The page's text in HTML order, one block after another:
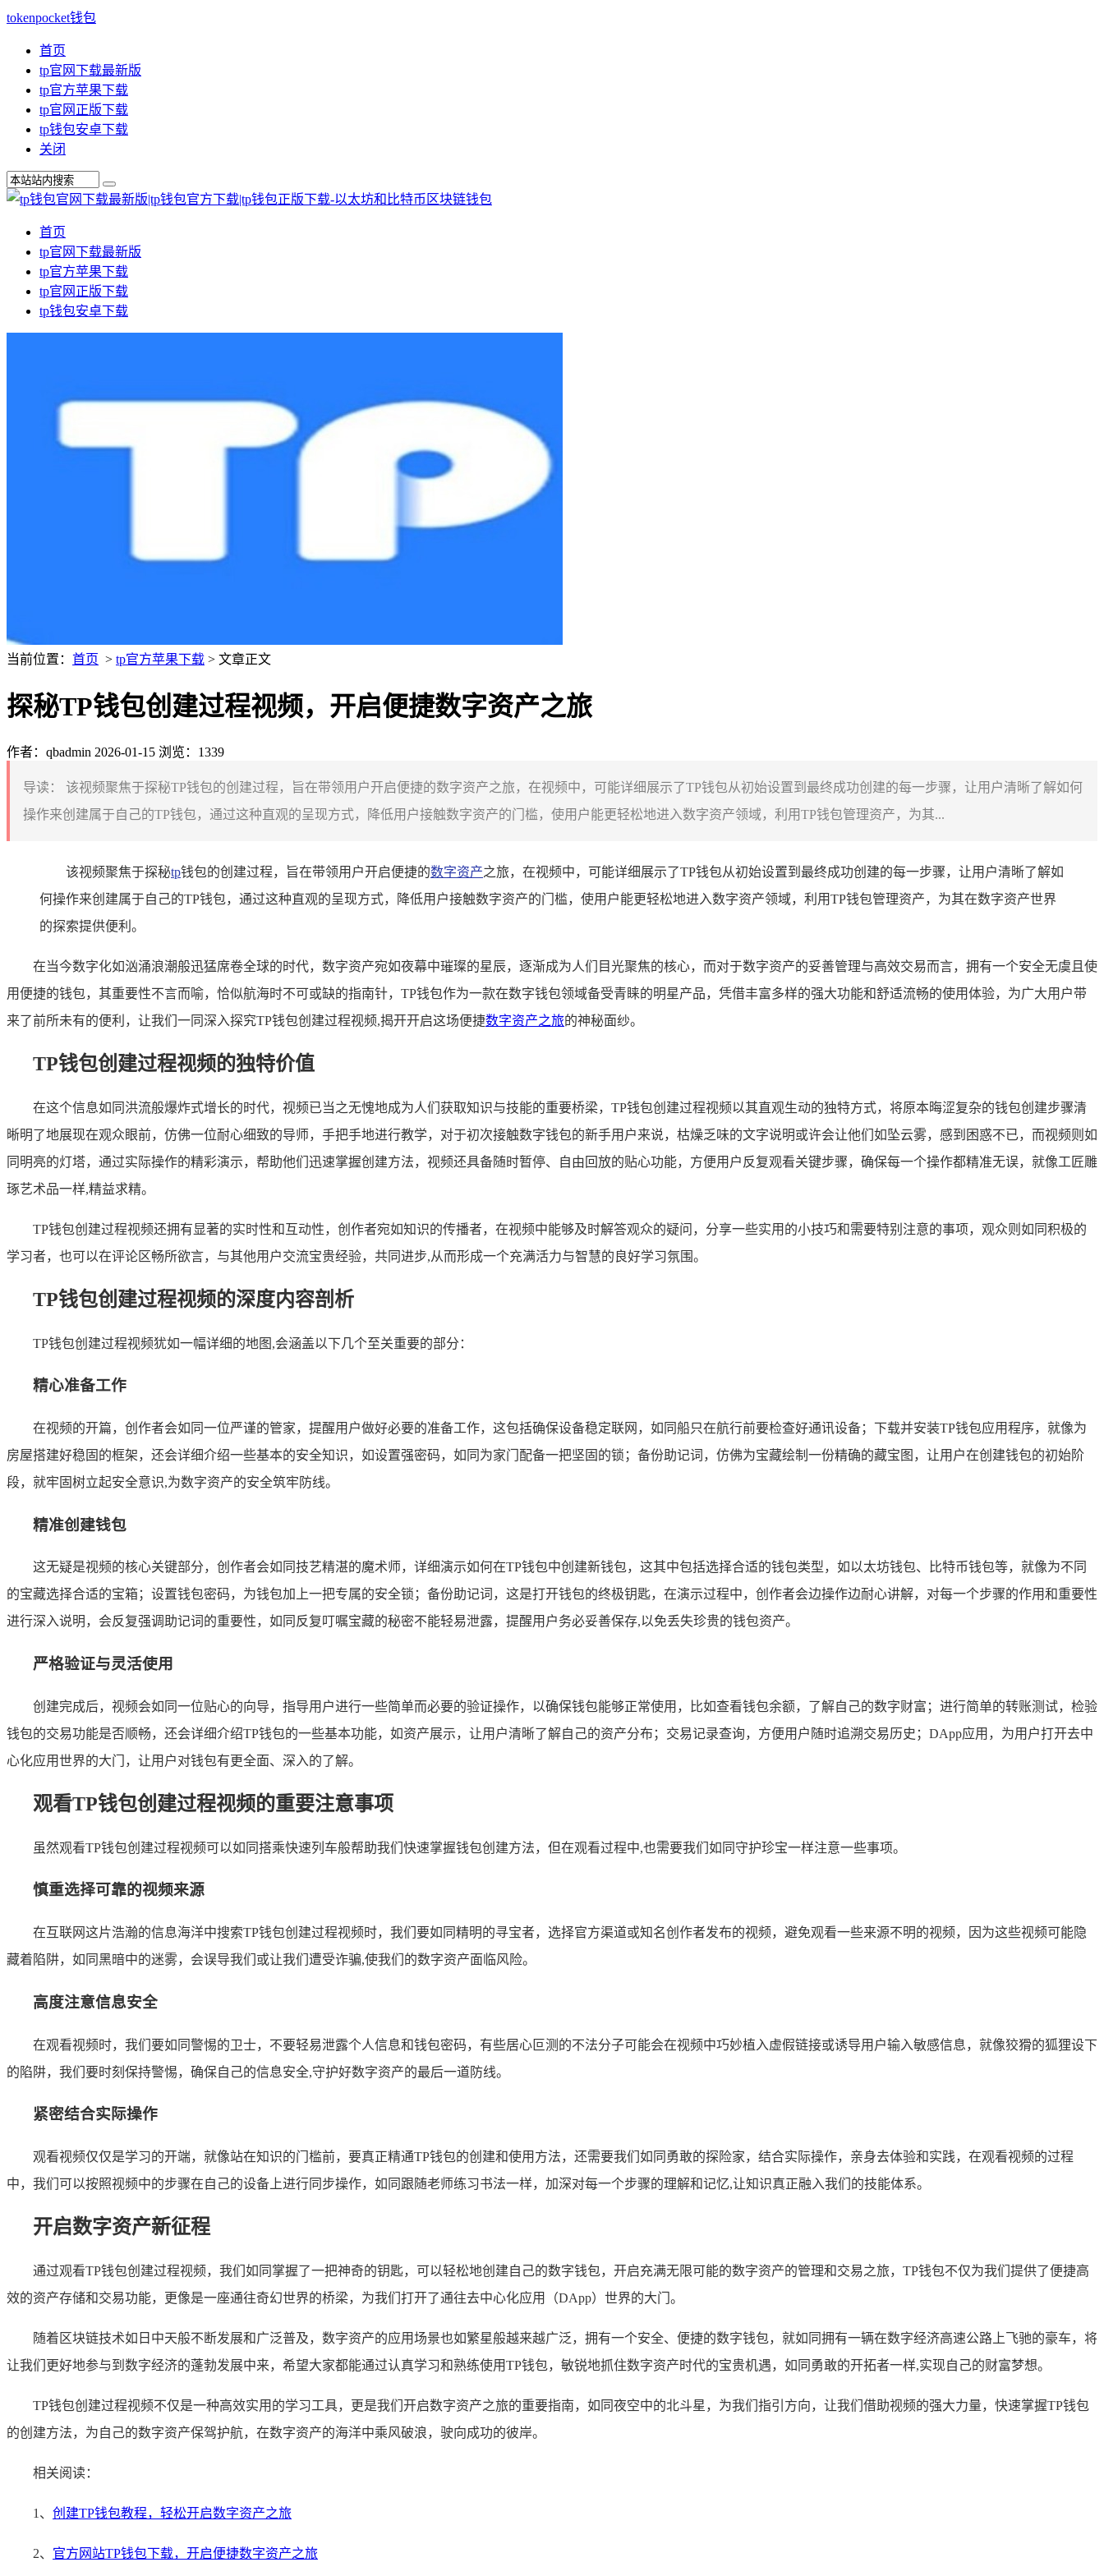
tokenpocket钱包
首页
tp官网下载最新版
tp官方苹果下载
tp官网正版下载
tp钱包安卓下载
关闭
首页
tp官网下载最新版
tp官方苹果下载
tp官网正版下载
tp钱包安卓下载
当前位置： 首页 > tp官方苹果下载 > 文章正文
探秘TP钱包创建过程视频，开启便捷数字资产之旅
作者：qbadmin 2026-01-15 浏览：1339
导读：
该视频聚焦于探秘TP钱包的创建过程，旨在带领用户开启便捷的数字资产之旅，在视频中，可能详细展示了TP钱包从初始设置到最终成功创建的每一步骤，让用户清晰了解如何
操作来创建属于自己的TP钱包，通过这种直观的呈现方式，降低用户接触数字资产的门槛，使用户能更轻松地进入数字资产领域，利用TP钱包管理资产，为其...
该视频聚焦于探秘tp钱包的创建过程，旨在带领用户开启便捷的数字资产之旅，在视频中，可能详细展示了TP钱包从初始设置到最终成功创建的每一步骤，让用户清晰了解如
何操作来创建属于自己的TP钱包，通过这种直观的呈现方式，降低用户接触数字资产的门槛，使用户能更轻松地进入数字资产领域，利用TP钱包管理资产，为其在数字资产世界
的探索提供便利。
在当今数字化如汹涌浪潮般迅猛席卷全球的时代，数字资产宛如夜幕中璀璨的星辰，逐渐成为人们目光聚焦的核心，而对于数字资产的妥善管理与高效交易而言，拥有一个安全无虞且使
用便捷的钱包，其重要性不言而喻，恰似航海时不可或缺的指南针，TP钱包作为一款在数字钱包领域备受青睐的明星产品，凭借丰富多样的强大功能和舒适流畅的使用体验，为广大用户带
来了前所未有的便利，让我们一同深入探究TP钱包创建过程视频,揭开开启这场便捷数字资产之旅的神秘面纱。
TP钱包创建过程视频的独特价值
在这个信息如同洪流般爆炸式增长的时代，视频已当之无愧地成为人们获取知识与技能的重要桥梁，TP钱包创建过程视频以其直观生动的独特方式，将原本晦涩复杂的钱包创建步骤清
晰明了地展现在观众眼前，仿佛一位耐心细致的导师，手把手地进行教学，对于初次接触数字钱包的新手用户来说，枯燥乏味的文字说明或许会让他们如坠云雾，感到困惑不已，而视频则如
同明亮的灯塔，通过实际操作的精彩演示，帮助他们迅速掌握创建方法，视频还具备随时暂停、自由回放的贴心功能，方便用户反复观看关键步骤，确保每一个操作都精准无误，就像工匠雕
琢艺术品一样,精益求精。
TP钱包创建过程视频还拥有显著的实时性和互动性，创作者宛如知识的传播者，在视频中能够及时解答观众的疑问，分享一些实用的小技巧和需要特别注意的事项，观众则如同积极的
学习者，也可以在评论区畅所欲言，与其他用户交流宝贵经验，共同进步,从而形成一个充满活力与智慧的良好学习氛围。
TP钱包创建过程视频的深度内容剖析
TP钱包创建过程视频犹如一幅详细的地图,会涵盖以下几个至关重要的部分：
精心准备工作
在视频的开篇，创作者会如同一位严谨的管家，提醒用户做好必要的准备工作，这包括确保设备稳定联网，如同船只在航行前要检查好通讯设备；下载并安装TP钱包应用程序，就像为
房屋搭建好稳固的框架，还会详细介绍一些基本的安全知识，如设置强密码，如同为家门配备一把坚固的锁；备份助记词，仿佛为宝藏绘制一份精确的藏宝图，让用户在创建钱包的初始阶
段，就牢固树立起安全意识,为数字资产的安全筑牢防线。
精准创建钱包
这无疑是视频的核心关键部分，创作者会如同技艺精湛的魔术师，详细演示如何在TP钱包中创建新钱包，这其中包括选择合适的钱包类型，如以太坊钱包、比特币钱包等，就像为不同
的宝藏选择合适的宝箱；设置钱包密码，为钱包加上一把专属的安全锁；备份助记词，这是打开钱包的终极钥匙，在演示过程中，创作者会边操作边耐心讲解，对每一个步骤的作用和重要性
进行深入说明，会反复强调助记词的重要性，如同反复叮嘱宝藏的秘密不能轻易泄露，提醒用户务必妥善保存,以免丢失珍贵的钱包资产。
严格验证与灵活使用
创建完成后，视频会如同一位贴心的向导，指导用户进行一些简单而必要的验证操作，以确保钱包能够正常使用，比如查看钱包余额，了解自己的数字财富；进行简单的转账测试，检验
钱包的交易功能是否顺畅，还会详细介绍TP钱包的一些基本功能，如资产展示，让用户清晰了解自己的资产分布；交易记录查询，方便用户随时追溯交易历史；DApp应用，为用户打开去中
心化应用世界的大门，让用户对钱包有更全面、深入的了解。
观看TP钱包创建过程视频的重要注意事项
虽然观看TP钱包创建过程视频可以如同搭乘快速列车般帮助我们快速掌握钱包创建方法，但在观看过程中,也需要我们如同守护珍宝一样注意一些事项。
慎重选择可靠的视频来源
在互联网这片浩瀚的信息海洋中搜索TP钱包创建过程视频时，我们要如同精明的寻宝者，选择官方渠道或知名创作者发布的视频，避免观看一些来源不明的视频，因为这些视频可能隐
藏着陷阱，如同黑暗中的迷雾，会误导我们或让我们遭受诈骗,使我们的数字资产面临风险。
高度注意信息安全
在观看视频时，我们要如同警惕的卫士，不要轻易泄露个人信息和钱包密码，有些居心叵测的不法分子可能会在视频中巧妙植入虚假链接或诱导用户输入敏感信息，就像狡猾的狐狸设下
的陷阱，我们要时刻保持警惕，确保自己的信息安全,守护好数字资产的最后一道防线。
紧密结合实际操作
观看视频仅仅是学习的开端，就像站在知识的门槛前，要真正精通TP钱包的创建和使用方法，还需要我们如同勇敢的探险家，结合实际操作，亲身去体验和实践，在观看视频的过程
中，我们可以按照视频中的步骤在自己的设备上进行同步操作，如同跟随老师练习书法一样，加深对每一个步骤的理解和记忆,让知识真正融入我们的技能体系。
开启数字资产新征程
通过观看TP钱包创建过程视频，我们如同掌握了一把神奇的钥匙，可以轻松地创建自己的数字钱包，开启充满无限可能的数字资产的管理和交易之旅，TP钱包不仅为我们提供了便捷高
效的资产存储和交易功能，更像是一座通往奇幻世界的桥梁，为我们打开了通往去中心化应用（DApp）世界的大门。
随着区块链技术如日中天般不断发展和广泛普及，数字资产的应用场景也如繁星般越来越广泛，拥有一个安全、便捷的数字钱包，就如同拥有一辆在数字经济高速公路上飞驰的豪车，将
让我们更好地参与到数字经济的蓬勃发展中来，希望大家都能通过认真学习和熟练使用TP钱包，敏锐地抓住数字资产时代的宝贵机遇，如同勇敢的开拓者一样,实现自己的财富梦想。
TP钱包创建过程视频不仅是一种高效实用的学习工具，更是我们开启数字资产之旅的重要指南，如同夜空中的北斗星，为我们指引方向，让我们借助视频的强大力量，快速掌握TP钱包
的创建方法，为自己的数字资产保驾护航，在数字资产的海洋中乘风破浪，驶向成功的彼岸。
相关阅读：
1、 创建TP钱包教程，轻松开启数字资产之旅
2、 官方网站TP钱包下载，开启便捷数字资产之旅